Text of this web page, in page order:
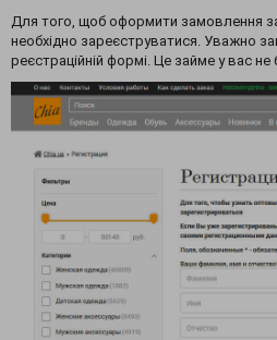
Для того, щоб оформити замовлення
необхідно зареєструватися. Уважно
реєстраційній формі. Це займе у вас не